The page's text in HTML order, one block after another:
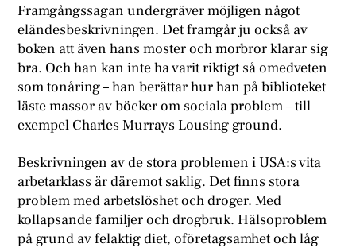
Framgångssagan undergräver möjligen något
eländesbeskrivningen. Det framgår ju också av
boken att även hans moster och morbror klarar sig
bra. Och han kan inte ha varit riktigt så omedveten
som tonåring – han berättar hur han på biblioteket
läste massor av böcker om sociala problem – till
exempel Charles Murrays Lousing ground.
Beskrivningen av de stora problemen i USA:s vita
arbetarklass är däremot saklig. Det finns stora
problem med arbetslöshet och droger. Med
kollapsande familjer och drogbruk. Hälsoproblem
på grund av felaktig diet, oföretagsamhet och låg